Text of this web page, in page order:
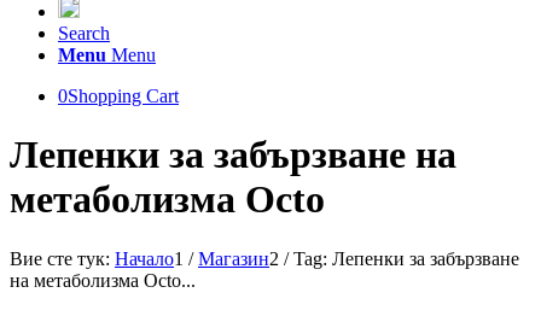
Search
Menu Menu
0Shopping Cart
Лепенки за забързване на
метаболизма Octo
Вие сте тук: Начало1 / Магазин2 / Tag: Лепенки за забързване
на метаболизма Octo...